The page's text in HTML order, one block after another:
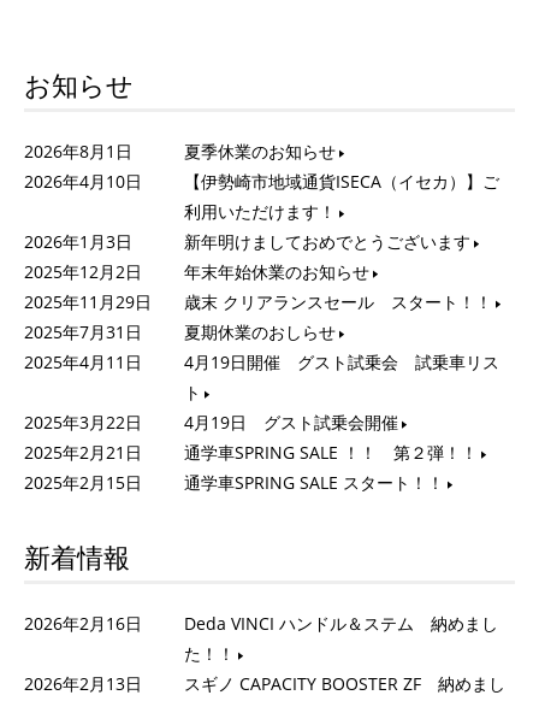
お知らせ
2026年8月1日
夏季休業のお知らせ
2026年4月10日
【伊勢崎市地域通貨ISECA（イセカ）】ご
利用いただけます！
2026年1月3日
新年明けましておめでとうございます
2025年12月2日
年末年始休業のお知らせ
2025年11月29日
歳末 クリアランスセール スタート！！
2025年7月31日
夏期休業のおしらせ
2025年4月11日
4月19日開催 グスト試乗会 試乗車リス
ト
2025年3月22日
4月19日 グスト試乗会開催
2025年2月21日
通学車SPRING SALE ！！ 第２弾！！
2025年2月15日
通学車SPRING SALE スタート！！
新着情報
2026年2月16日
Deda VINCI ハンドル＆ステム 納めまし
た！！
2026年2月13日
スギノ CAPACITY BOOSTER ZF 納めまし